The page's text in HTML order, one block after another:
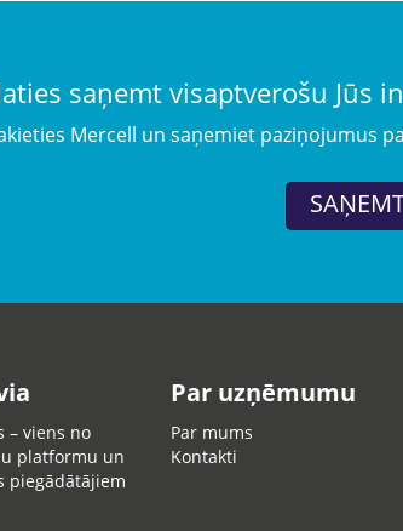
saņemt visaptverošu Jūs
Mercell un saņemiet paziņojumus
– viens no
platformu un
piegādātājiem
Par uzņēmumu
Par mums
Kontakti